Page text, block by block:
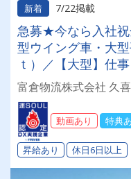
新着 7/22掲載
急募★今なら入社
型ウイング車・大
ｔ）／【大型】仕
る！【会社全額負
プも叶います☆彡◎
報酬◎退職金◎昇
富倉物流株式会社 久
動画あり 特典
昇給あり 休日6日以上